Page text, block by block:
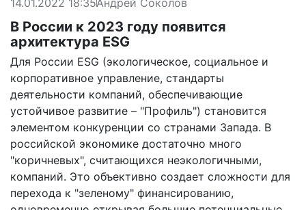
В России к 2023 году появится
архитектура ESG
Для России ESG (экологическое, социальное и
корпоративное управление, стандарты
деятельности компаний, обеспечивающие
устойчивое развитие – "Профиль") становится
элементом конкуренции со странами Запада. В
российской экономике достаточно много
"коричневых", считающихся неэкологичными,
компаний. Это объективно создает сложности для
перехода к "зеленому" финансированию,